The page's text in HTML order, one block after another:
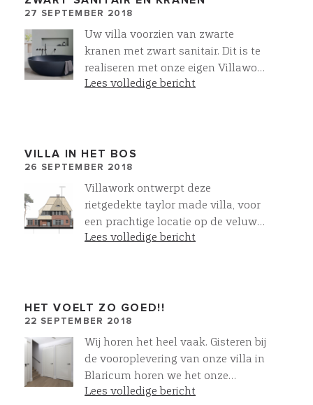
voor verwarming, warmwater en
verkoop op 15 december van 11.00
uur tot 14.00 uur in het
Informatiecentrum Kerckebosch in
Zeist . Meer info ? Meldt u aan op
info@mod-invest.eu en u ontvangt
27 SEPTEMBER 2018
Uw villa voorzien van zwarte
kranen met zwart sanitair. Dit is te
realiseren met onze eigen Villawork
collectie
Lees volledige bericht
VILLA IN HET BOS
26 SEPTEMBER 2018
Villawork ontwerpt deze
rietgedekte taylor made villa, voor
een prachtige locatie op de veluwe.
Een droom!
Lees volledige bericht
HET VOELT ZO GOED!!
22 SEPTEMBER 2018
Wij horen het heel vaak. Gisteren bij
de vooroplevering van onze villa in
Blaricum horen we het onze
opdrachtgevers weer zeggen "Het
Lees volledige bericht